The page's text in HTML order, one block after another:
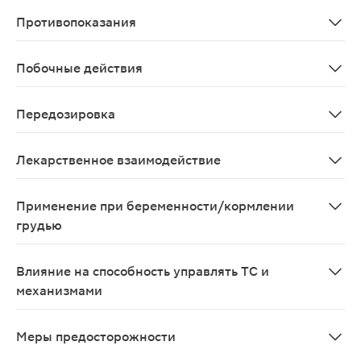
Противопоказания
Побочные действия
Передозировка
Лекарственное взаимодействие
Применение при беременности/кормлении
грудью
Влияние на способность управлять ТС и
механизмами
Меры предосторожности